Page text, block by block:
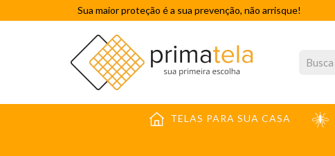
Sua maior proteção é a sua prevenção, não arrisque!
TELAS PARA SUA CASA